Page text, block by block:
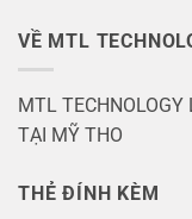
VỀ MTL
MTL TECHNOLOGY
TẠI MỸ THO
THẺ ĐÍNH KÈM